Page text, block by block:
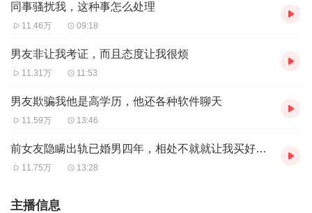
同事骚扰我，这种事怎么处理
11.46万 09:18
男友非让我考证，而且态度让我很烦
11.31万 11:53
男友欺骗我他是高学历，他还各种软件聊天
11.59万 13:46
前女友隐瞒出轨已婚男四年，相处不就就让我买好多东西还说我不爱她
11.75万 13:28
主播信息